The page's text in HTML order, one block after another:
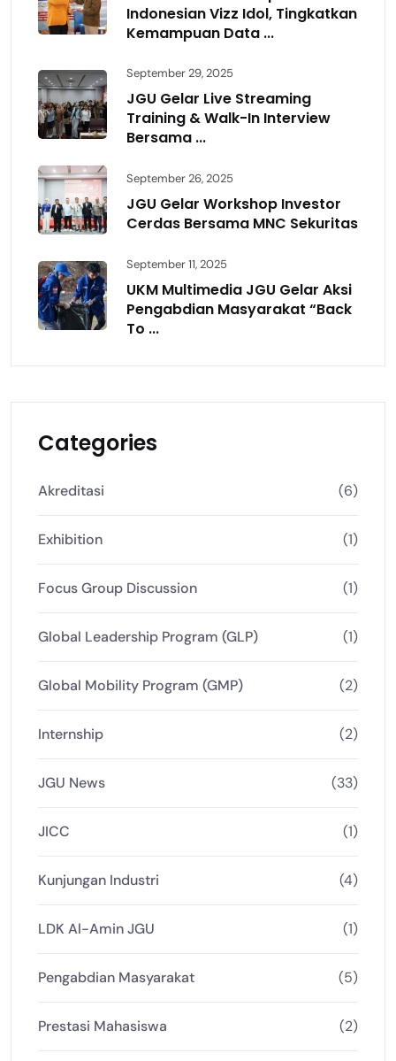
Indonesian Vizz Idol, Tingkatkan
Kemampuan Data ...
September 29, 2025
JGU Gelar Live Streaming
Training & Walk-In Interview
Bersama ...
September 26, 2025
JGU Gelar Workshop Investor
Cerdas Bersama MNC Sekuritas
September 11, 2025
UKM Multimedia JGU Gelar Aksi
Pengabdian Masyarakat “Back
To ...
Categories
Akreditasi (6)
Exhibition (1)
Focus Group Discussion (1)
Global Leadership Program (GLP) (1)
Global Mobility Program (GMP) (2)
Internship (2)
JGU News (33)
JICC (1)
Kunjungan Industri (4)
LDK Al-Amin JGU (1)
Pengabdian Masyarakat (5)
Prestasi Mahasiswa (2)